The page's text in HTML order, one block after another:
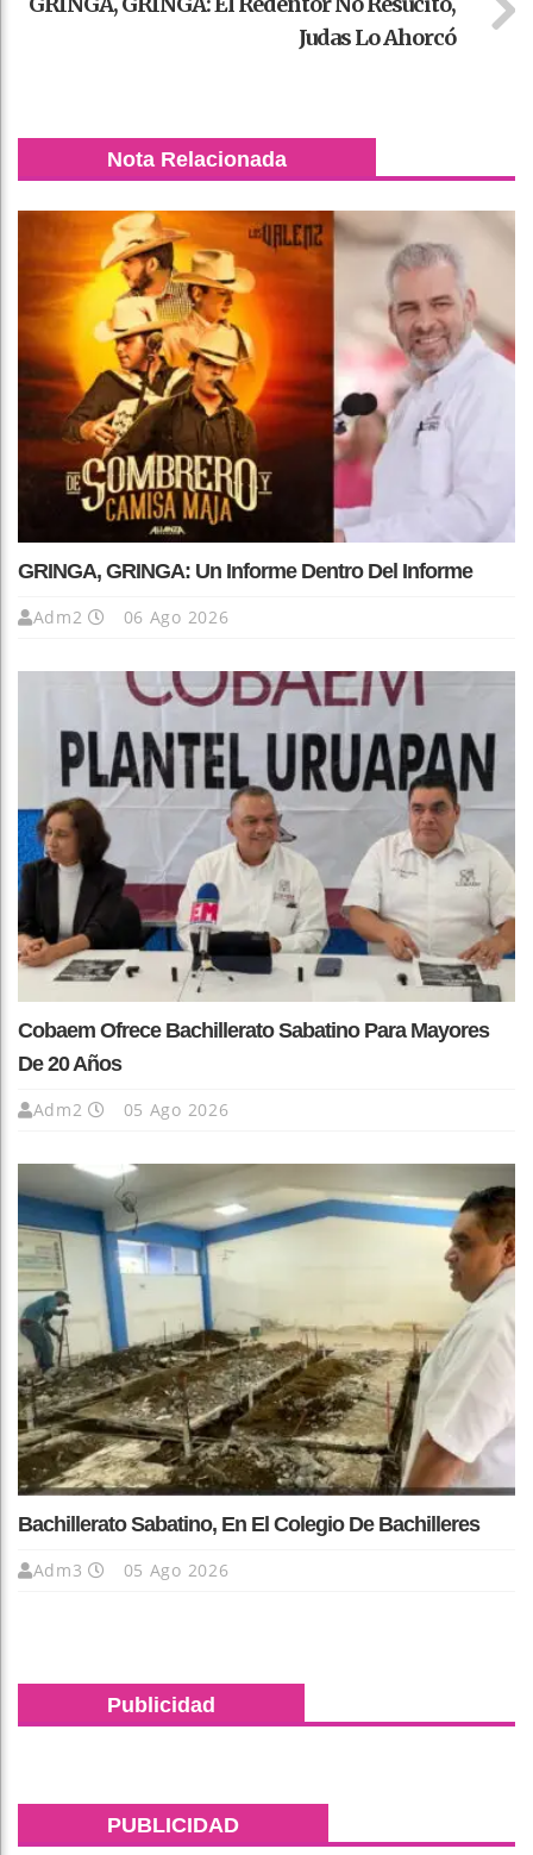
Judas Lo Ahorcó
Nota Relacionada
GRINGA, GRINGA: Un Informe Dentro Del Informe
Adm2 06 Ago 2026
Cobaem Ofrece Bachillerato Sabatino Para Mayores
De 20 Años
Adm2 05 Ago 2026
Bachillerato Sabatino, En El Colegio De Bachilleres
Adm3 05 Ago 2026
Publicidad
PUBLICIDAD